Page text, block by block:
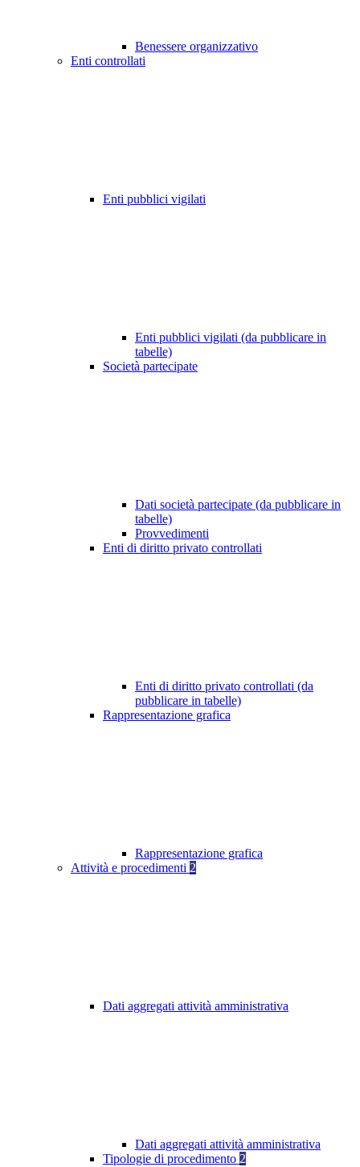
Benessere organizzativo
Enti controllati
Enti pubblici vigilati
Enti pubblici vigilati (da pubblicare in
tabelle)
Società partecipate
Dati società partecipate (da pubblicare in
tabelle)
Provvedimenti
Enti di diritto privato controllati
Enti di diritto privato controllati (da
pubblicare in tabelle)
Rappresentazione grafica
Rappresentazione grafica
Attività e procedimenti 2
Dati aggregati attività amministrativa
Dati aggregati attività amministrativa
Tipologie di procedimento 2